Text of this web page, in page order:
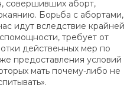
совершивших аборт,
Борьба с абортами,
идут вследствие крайней
требует от
действенных мер по
предоставления условий
мать почему-либо не